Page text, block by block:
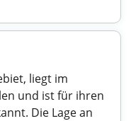
liegt im
und ist für ihren
Die Lage an